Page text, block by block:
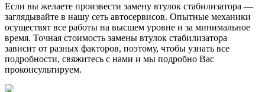
Если вы желаете произвести замену втулок стабилизатора —
заглядывайте в нашу сеть автосервисов. Опытные механики
осуществят все работы на высшем уровне и за минимальное
время. Точная стоимость замены втулок стабилизатора
зависит от разных факторов, поэтому, чтобы узнать все
подробности, свяжитесь с нами и мы подробно Вас
проконсультируем.